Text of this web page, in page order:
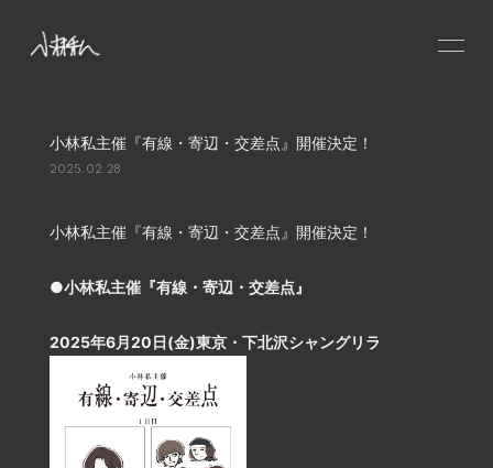
NEWS
DISCOGRAPHY
CONTACT
小林私主催『有線・寄辺・交差点』開催決定！
2025.02.28
小林私主催『有線・寄辺・交差点』開催決定！
●小林私主催『有線・寄辺・交差点』
2025年6月20日(金)東京・下北沢シャングリラ